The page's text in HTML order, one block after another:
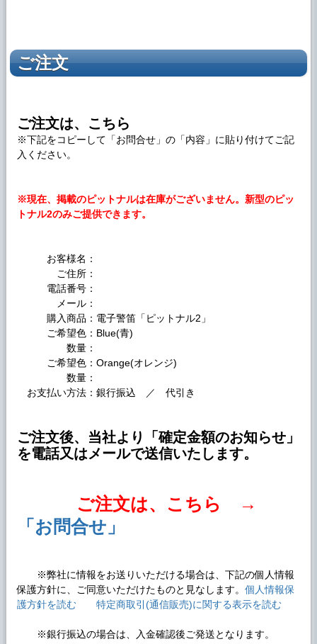
ご注文
ご注文は、こちら
※下記をコピーして「お問合せ」の「内容」に貼り付けてご記
入ください。
※現在、掲載のピットナルは在庫がございません。新型のピッ
トナル2のみご提供できます。
お客様名：
ご住所：
電話番号：
メール：
購入商品：電子警笛「ピットナル2」
ご希望色：Blue(青)
数量：
ご希望色：Orange(オレンジ)
数量：
お支払い方法：銀行振込 ／ 代引き
ご注文後、当社より「確定金額のお知らせ」
を電話又はメールで送信いたします。
ご注文は、こちら →
「お問合せ」
※弊社に情報をお送りいただける場合は、下記の個人情報
保護方針に、ご同意いただけたものと見なします。 個人情報保
護方針を読む
特定商取引(通信販売)に関する表示を読む
※銀行振込の場合は、入金確認後ご発送となります。